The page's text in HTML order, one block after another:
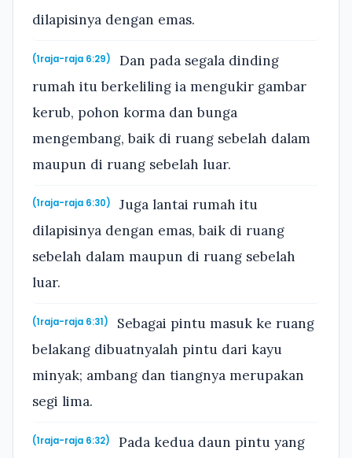
dilapisinya dengan emas.
(1raja-raja 6:29)
Dan pada segala dinding
rumah itu berkeliling ia mengukir gambar
kerub, pohon korma dan bunga
mengembang, baik di ruang sebelah dalam
maupun di ruang sebelah luar.
(1raja-raja 6:30)
Juga lantai rumah itu
dilapisinya dengan emas, baik di ruang
sebelah dalam maupun di ruang sebelah
luar.
(1raja-raja 6:31)
Sebagai pintu masuk ke ruang
belakang dibuatnyalah pintu dari kayu
minyak; ambang dan tiangnya merupakan
segi lima.
(1raja-raja 6:32)
Pada kedua daun pintu yang